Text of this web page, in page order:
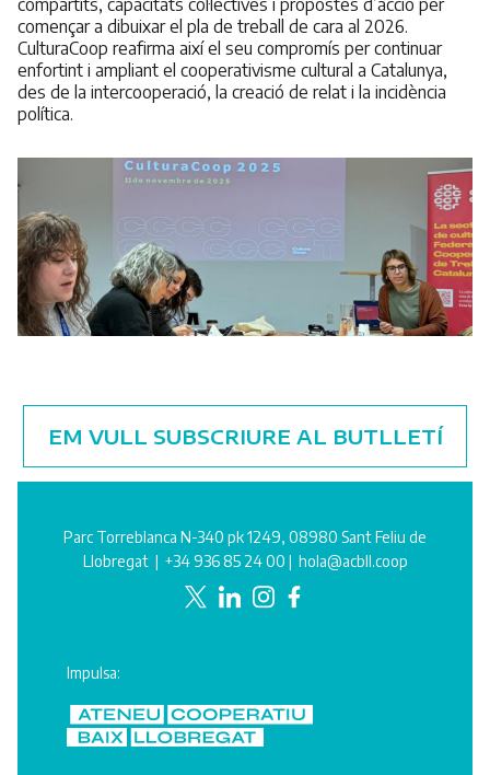
compartits, capacitats col·lectives i propostes d’acció per
començar a dibuixar el pla de treball de cara al 2026.
CulturaCoop reafirma així el seu compromís per continuar
enfortint i ampliant el cooperativisme cultural a Catalunya,
des de la intercooperació, la creació de relat i la incidència
política.
EM VULL SUBSCRIURE AL BUTLLETÍ
Parc Torreblanca N-340 pk 1249, 08980 Sant Feliu de
Llobregat | +34 936 85 24 00 | hola@acbll.coop
Impulsa: